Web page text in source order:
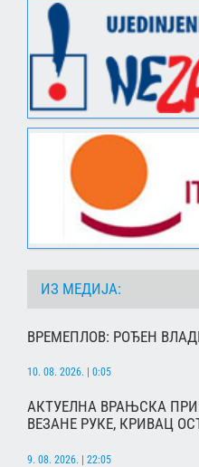
ИЗ МЕДИЈА:
ВРЕМЕПЛОВ: РОЂЕН
10. 08. 2026. | 0:05
АКТУЕЛНА ВРАЊСКА
ВЕЗАНЕ РУКЕ, КРИВАЦ
9. 08. 2026. | 22:05